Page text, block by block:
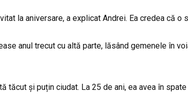
la aniversare, a explicat Andrei. Ea credea că
anul trecut cu altă parte, lăsând gemenele în
tăcut și puțin ciudat. La 25 de ani, ea avea în